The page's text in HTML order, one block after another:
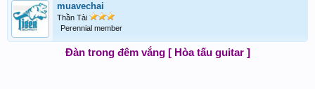
muavechai
Thần Tài
Perennial member
Đàn trong đêm vắng [ Hòa tấu guitar ]